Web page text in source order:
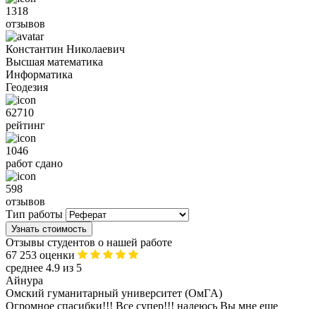
1318
отзывов
Константин Николаевич
Высшая математика
Информатика
Геодезия
62710
рейтинг
1046
работ сдано
598
отзывов
Тип работы
Узнать стоимость
Отзывы студентов о нашей работе
67 253 оценки
среднее 4.9 из 5
Айнура
Омский гуманитарный университет (ОмГA)
Огромное спасибки!!! Все супер!!! надеюсь Вы мне еще